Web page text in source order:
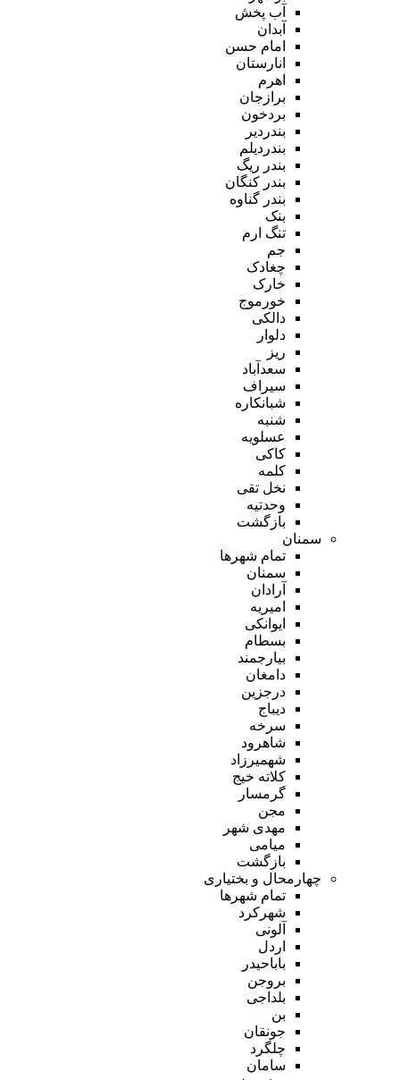
آب پخش
آبدان
امام حسن
انارستان
اهرم
برازجان
بردخون
بندردیر
بندردیلم
بندر ریگ
بندر کنگان
بندر گناوه
بنک
تنگ ارم
جم
چغادک
خارک
خورموج
دالکی
دلوار
ریز
سعدآباد
سیراف
شبانکاره
شنبه
عسلویه
کاکی
کلمه
نخل تقی
وحدتیه
بازگشت
سمنان
تمام شهر‌ها
سمنان
آرادان
امیریه
ایوانکی
بسطام
بیارجمند
دامغان
درجزین
دیباج
سرخه
شاهرود
شهمیرزاد
کلاته خیج
گرمسار
مجن
مهدی شهر
میامی
بازگشت
چهارمحال و بختیاری
تمام شهر‌ها
شهرکرد
آلونی
اردل
باباحیدر
بروجن
بلداجی
بن
جونقان
چلگرد
سامان